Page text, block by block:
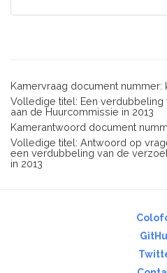
Kamervraag document nummer:
Volledige titel: Een
aan de Huurcommissie in 2013
Kamerantwoord document
Volledige titel: Antwoord op
een verdubbeling van de
in 2013